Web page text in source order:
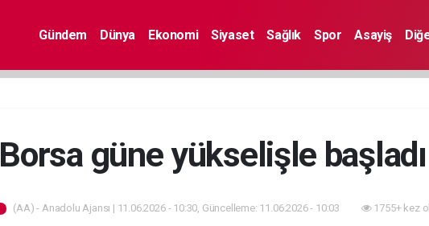
Gündem Dünya Ekonomi Siyaset Sağlık Spor Asayiş
Borsa güne yükselişle başladı
(AA) - Anadolu Ajansı | 11.06.2026 - 10:30, Güncelleme: 11.06.2026 - 10:03 1755+ kez